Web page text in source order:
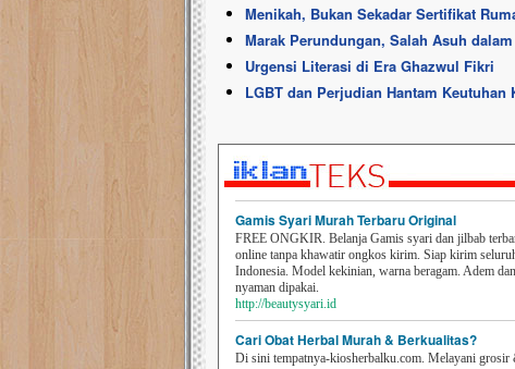
Menikah, Bukan Sekadar Sertifikat
Marak Perundungan, Salah Asuh
Urgensi Literasi di Era Ghazwul Fikri
LGBT dan Perjudian Hantam Keutuhan
Gamis Syari Murah Terbaru Original
FREE ONGKIR. Belanja Gamis syari dan jilbab
online tanpa khawatir ongkos kirim. Siap kirim
Indonesia. Model kekinian, warna beragam. Adem dan
nyaman dipakai.
http://beautysyari.id
Cari Obat Herbal Murah & Berkualitas?
Di sini tempatnya-kiosherbalku.com. Melayani grosir